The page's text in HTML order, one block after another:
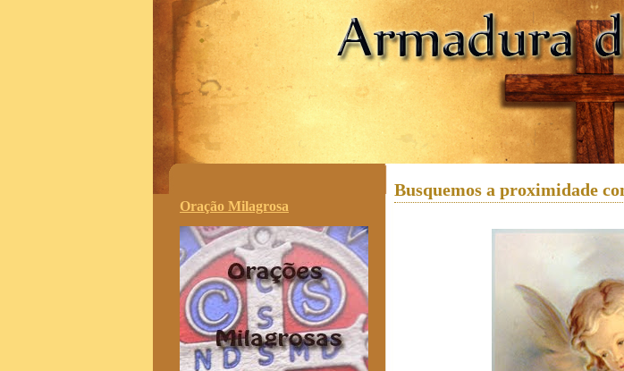
.
Oração Milagrosa
Busquemos a proximidade